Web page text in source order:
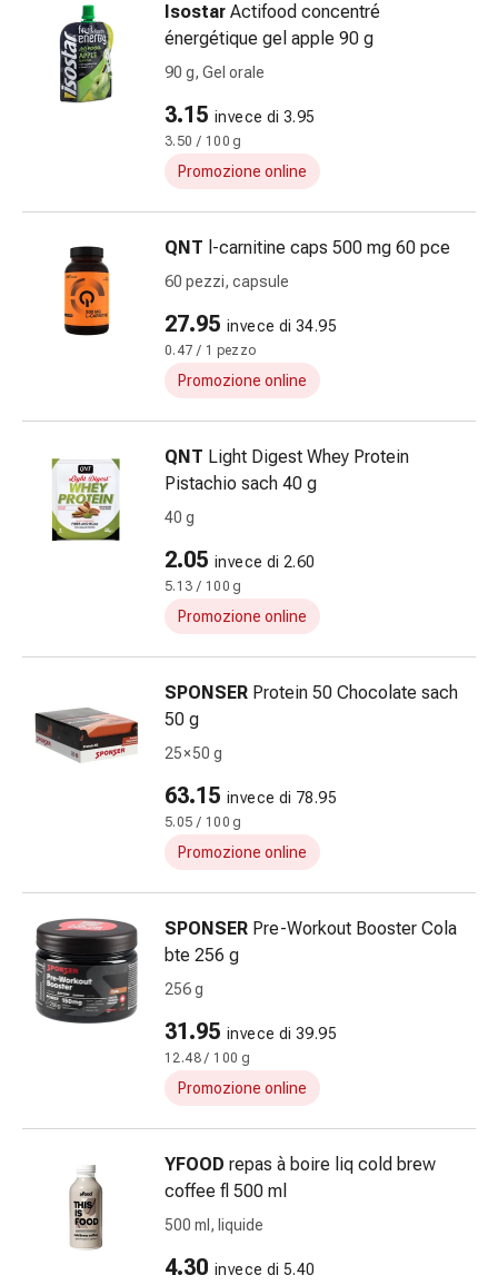
fissaggio
Strisce
garza
Bendaggi
Cerotti
adesivi
Bende,
nastri
accessori
Bende
tubolari
Materiali
Ustioni
scottature
ricambio
Medicazioni
Unguenti
e
disinfezione
delle
ferite
Medicazioni
cutanee
adesive
e
colla
tissutale
Unguento
vescicante
Occhi
e
orecchie
dell'orecchio
Isostar Actifood concentré
énergétique gel apple 90 g
90 g, Gel orale
3.15 invece di 3.95
3.50 / 100 g
Promozione online
QNT l-carnitine caps 500 mg 60 pce
60 pezzi, capsule
27.95 invece di 34.95
0.47 / 1 pezzo
Promozione online
QNT Light Digest Whey Protein
Pistachio sach 40 g
40 g
2.05 invece di 2.60
5.13 / 100 g
Promozione online
SPONSER Protein 50 Chocolate sach
50 g
25 × 50 g
63.15 invece di 78.95
5.05 / 100 g
Promozione online
SPONSER Pre-Workout Booster Cola
bte 256 g
256 g
31.95 invece di 39.95
12.48 / 100 g
Promozione online
YFOOD repas à boire liq cold brew
coffee fl 500 ml
500 ml, liquide
4.30 invece di 5.40